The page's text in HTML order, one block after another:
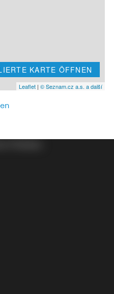
KARTE ÖFFNEN
Leaflet | © Seznam.cz a.s. a další